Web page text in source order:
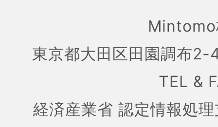
東京都大田区田園調布
TEL &
経済産業省 認定情報処